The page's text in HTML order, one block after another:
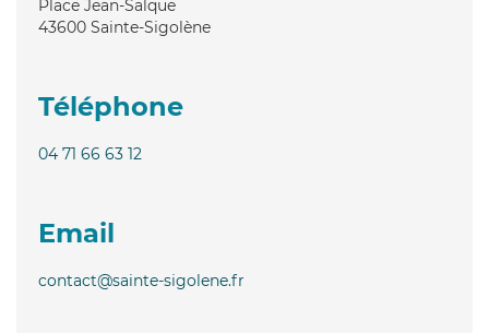
Place Jean-Salque
43600 Sainte-Sigolène
Téléphone
04 71 66 63 12
Email
contact@sainte-sigolene.fr